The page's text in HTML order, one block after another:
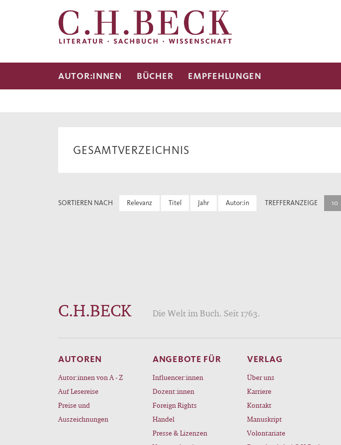
AUTOR:INNEN BÜCHER EMPFEHLUNGEN
GESAMTVERZEICHNIS
SORTIEREN NACH Relevanz Titel Jahr Autor:in TREFFERANZEIGE 10
C.H.BECK Die Welt im Buch. Seit 1763.
AUTOREN
Autor:innen von A - Z
Auf Lesereise
Preise und
Auszeichnungen
ANGEBOTE FÜR
Influencer:innen
Dozent:innen
Foreign Rights
Handel
Presse & Lizenzen
VERLAG
Über uns
Karriere
Kontakt
Manuskript
Volontariate